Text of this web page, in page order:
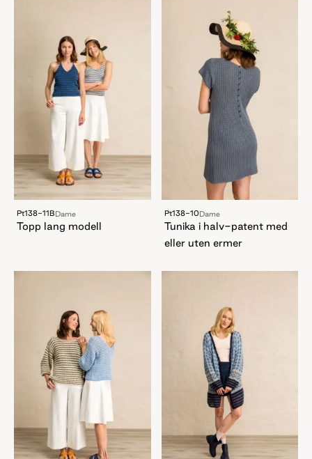
Pt138-11B Dame
Topp lang modell
Pt138-10 Dame
Tunika i halv-patent med
eller uten ermer